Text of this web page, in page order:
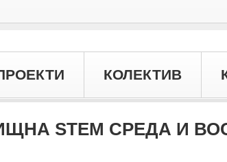
КОЛЕКТИВ
STEM СРЕДА И